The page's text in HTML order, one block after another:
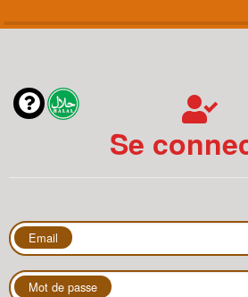
Se
Email
Mot de passe